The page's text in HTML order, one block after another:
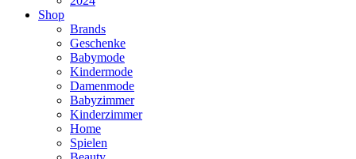
Shop
Brands
Geschenke
Babymode
Kindermode
Damenmode
Babyzimmer
Kinderzimmer
Home
Spielen